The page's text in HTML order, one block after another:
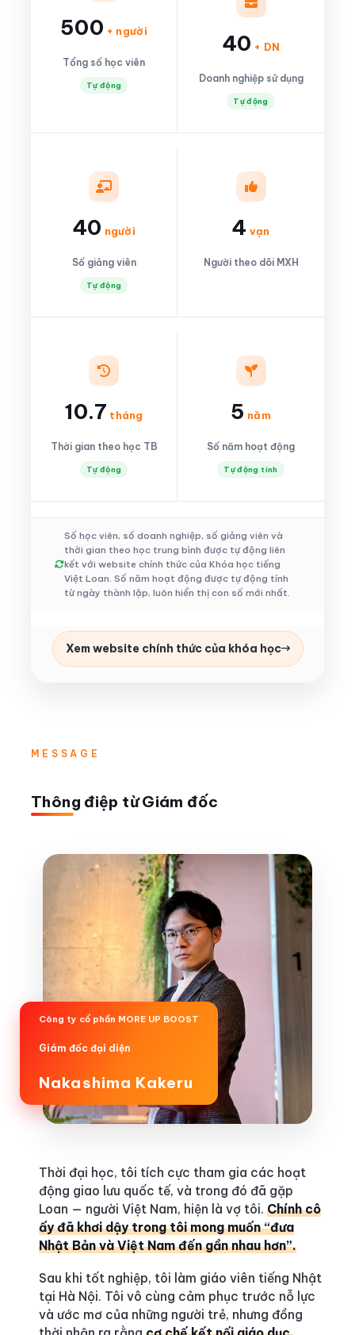
500 + người
Tổng số học viên
Tự động
40 + DN
Doanh nghiệp sử dụng
Tự động
40 người
Số giảng viên
Tự động
4 vạn
Người theo dõi MXH
10.7 tháng
Thời gian theo học TB
Tự động
5 năm
Số năm hoạt động
Tự động tính
Số học viên, số doanh nghiệp, số giảng viên và
thời gian theo học trung bình được tự động liên
kết với website chính thức của Khóa học tiếng
Việt Loan. Số năm hoạt động được tự động tính
từ ngày thành lập, luôn hiển thị con số mới nhất.
Xem website chính thức của khóa học
MESSAGE
Thông điệp từ Giám đốc
Công ty cổ phần MORE UP BOOST
Giám đốc đại diện
Nakashima Kakeru
Thời đại học, tôi tích cực tham gia các hoạt
động giao lưu quốc tế, và trong đó đã gặp
Loan — người Việt Nam, hiện là vợ tôi. Chính cô
ấy đã khơi dậy trong tôi mong muốn “đưa
Nhật Bản và Việt Nam đến gần nhau hơn”.
Sau khi tốt nghiệp, tôi làm giáo viên tiếng Nhật
tại Hà Nội. Tôi vô cùng cảm phục trước nỗ lực
và ước mơ của những người trẻ, nhưng đồng